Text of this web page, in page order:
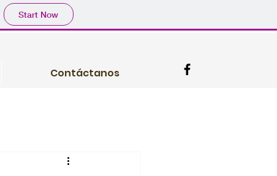
Start Now
Contáctanos